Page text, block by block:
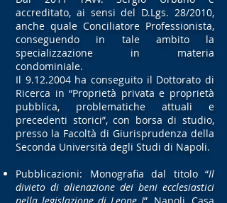
accreditato, ai sensi del D.Lgs. 28/2010,
anche quale Conciliatore Professionista,
conseguendo in tale ambito la
specializzazione in materia
condominiale.
Il 9.12.2004haconseguito il Dottorato di
Ricerca in “Proprietà privata e proprietà
pubblica, problematiche attuali e
precedenti storici”, con borsa di studio,
presso la Facoltà di Giurisprudenza della
Seconda Università degli Studi di Napoli.
Pubblicazioni: Monografia dal titolo “Il
divieto di alienazione dei beni ecclesiastici